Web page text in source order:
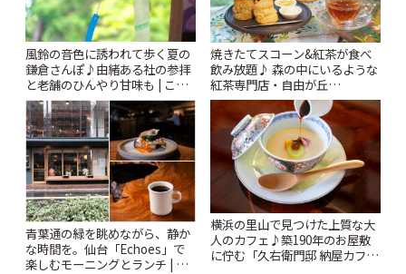
風鈴の音色に誘われて歩く夏の
鎌倉さんぽ♪由緒ある社の参拝
と老舗のひんやり甘味も | こと
りっぷ
焼きたてスコーン&紅茶が食べ
飲み放題♪ 森の中にいるような
紅茶専門店・自由が丘
「YOTSUBA TEA」でのんびり
時間 | ことりっぷ
青葉通の緑を眺めながら、静か
な時間を。仙台「Echoes」で
楽しむモーニングとランチ | こ
横浜の里山で見つけた上質な大
人のカフェ♪築190年のお屋敷
に佇む「久右衛門邸 納屋カフ